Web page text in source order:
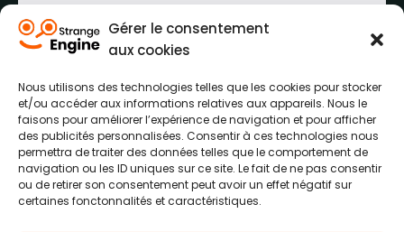
Gérer le consentement
aux cookies
Nous utilisons des technologies telles que les cookies pour stocker
et/ou accéder aux informations relatives aux appareils. Nous le
faisons pour améliorer l’expérience de navigation et pour afficher
des publicités personnalisées. Consentir à ces technologies nous
permettra de traiter des données telles que le comportement de
navigation ou les ID uniques sur ce site. Le fait de ne pas consentir
ou de retirer son consentement peut avoir un effet négatif sur
certaines fonctonnalités et caractéristiques.
PRENEZ CONTACT AVEC NOUS
45 Rue des Tisserands,
62223 Anzin-Saint-Aubin